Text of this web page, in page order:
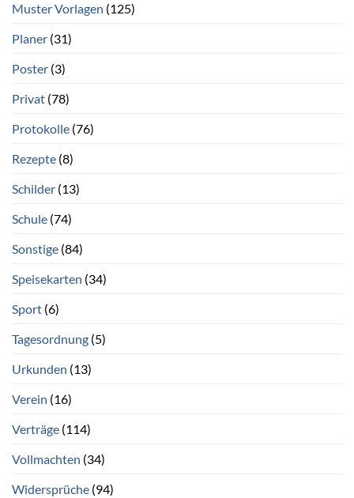
Muster Vorlagen (125)
Planer (31)
Poster (3)
Privat (78)
Protokolle (76)
Rezepte (8)
Schilder (13)
Schule (74)
Sonstige (84)
Speisekarten (34)
Sport (6)
Tagesordnung (5)
Urkunden (13)
Verein (16)
Verträge (114)
Vollmachten (34)
Widersprüche (94)